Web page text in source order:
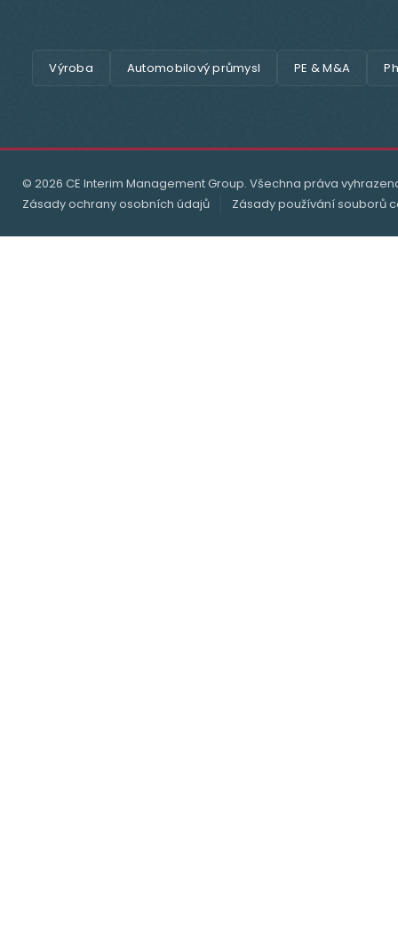
Výroba Automobilový průmysl PE & M&A
© 2026 CE Interim Management Group. Všechna práva
Zásady ochrany osobních údajů
Zásady používání souborů